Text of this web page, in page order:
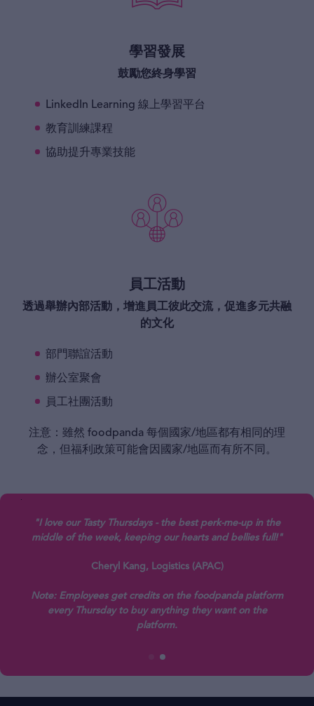
學習發展
鼓勵您終身學習
LinkedIn Learning 線上學習平台
教育訓練課程
協助提升專業技能
員工活動
透過舉辦內部活動，增進員工彼此交流，促進多元共融
的文化
部門聯誼活動
辦公室聚會
員工社團活動
注意：雖然 foodpanda 每個國家/地區都有相同的理
念，但福利政策可能會因國家/地區而有所不同。
"I love our Tasty Thursdays - the best perk-me-up in the
middle of the week, keeping our hearts and bellies full!"
Cheryl Kang, Logistics (APAC)
Note: Employees get credits on the foodpanda platform
every Thursday to buy anything they want on the
platform.